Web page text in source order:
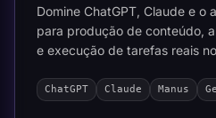
Domine ChatGPT, Claude e o
para produção de conteúdo,
e execução de tarefas reais
ChatGPT Claude Manus